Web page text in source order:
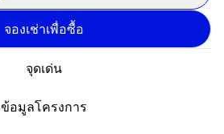
จองเช่าเพื่อซื้อ
จุดเด่น
ข้อมูลโครงการ